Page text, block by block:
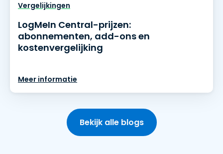
Vergelijkingen
LogMeIn Central-prijzen:
abonnementen, add-ons en
kostenvergelijking
Meer informatie
Bekijk alle blogs